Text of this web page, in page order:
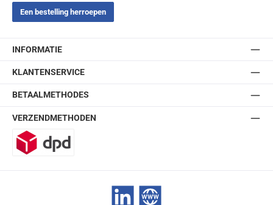
Een bestelling herroepen
INFORMATIE
KLANTENSERVICE
BETAALMETHODES
VERZENDMETHODEN
LinkedIn Website